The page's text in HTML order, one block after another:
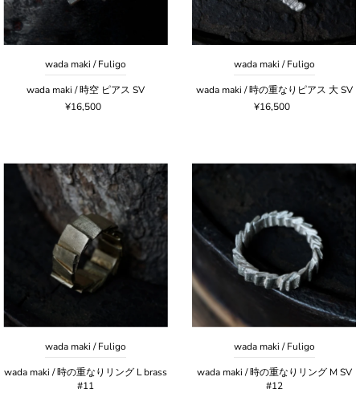
wada maki / Fuligo
wada maki / 時空 ピアス SV
¥16,500
wada maki / Fuligo
wada maki / 時の重なりピアス 大 SV
¥16,500
wada maki / Fuligo
wada maki / 時の重なりリング L brass
#11
wada maki / Fuligo
wada maki / 時の重なりリング M SV
#12